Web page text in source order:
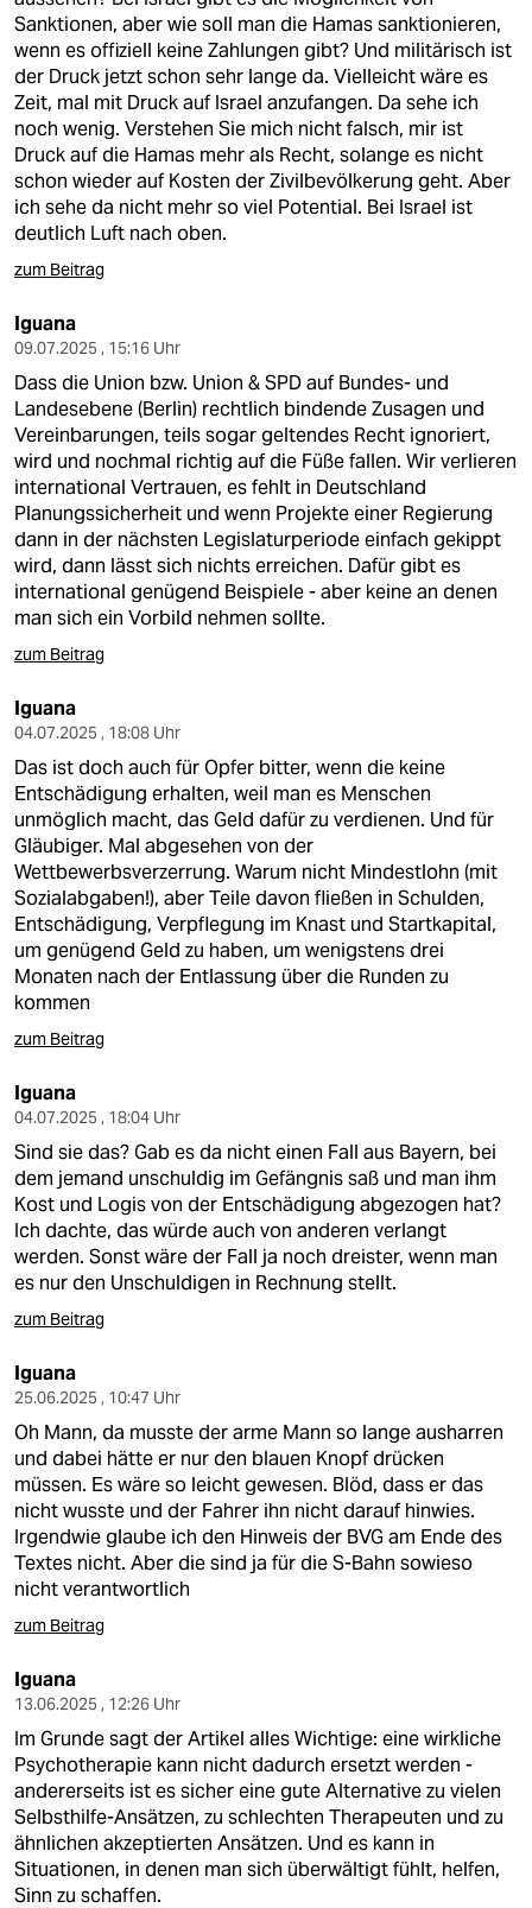
Sanktionen, aber wie soll man die Hamas sanktionieren,
wenn es offiziell keine Zahlungen gibt? Und militärisch ist
der Druck jetzt schon sehr lange da. Vielleicht wäre es
Zeit, mal mit Druck auf Israel anzufangen. Da sehe ich
noch wenig. Verstehen Sie mich nicht falsch, mir ist
Druck auf die Hamas mehr als Recht, solange es nicht
schon wieder auf Kosten der Zivilbevölkerung geht. Aber
ich sehe da nicht mehr so viel Potential. Bei Israel ist
deutlich Luft nach oben.
zum Beitrag
Iguana
09.07.2025 , 15:16 Uhr
Dass die Union bzw. Union & SPD auf Bundes- und
Landesebene (Berlin) rechtlich bindende Zusagen und
Vereinbarungen, teils sogar geltendes Recht ignoriert,
wird und nochmal richtig auf die Füße fallen. Wir verlieren
international Vertrauen, es fehlt in Deutschland
Planungssicherheit und wenn Projekte einer Regierung
dann in der nächsten Legislaturperiode einfach gekippt
wird, dann lässt sich nichts erreichen. Dafür gibt es
international genügend Beispiele - aber keine an denen
man sich ein Vorbild nehmen sollte.
zum Beitrag
Iguana
04.07.2025 , 18:08 Uhr
Das ist doch auch für Opfer bitter, wenn die keine
Entschädigung erhalten, weil man es Menschen
unmöglich macht, das Geld dafür zu verdienen. Und für
Gläubiger. Mal abgesehen von der
Wettbewerbsverzerrung. Warum nicht Mindestlohn (mit
Sozialabgaben!), aber Teile davon fließen in Schulden,
Entschädigung, Verpflegung im Knast und Startkapital,
um genügend Geld zu haben, um wenigstens drei
Monaten nach der Entlassung über die Runden zu
kommen
zum Beitrag
Iguana
04.07.2025 , 18:04 Uhr
Sind sie das? Gab es da nicht einen Fall aus Bayern, bei
dem jemand unschuldig im Gefängnis saß und man ihm
Kost und Logis von der Entschädigung abgezogen hat?
Ich dachte, das würde auch von anderen verlangt
werden. Sonst wäre der Fall ja noch dreister, wenn man
es nur den Unschuldigen in Rechnung stellt.
zum Beitrag
Iguana
25.06.2025 , 10:47 Uhr
Oh Mann, da musste der arme Mann so lange ausharren
und dabei hätte er nur den blauen Knopf drücken
müssen. Es wäre so leicht gewesen. Blöd, dass er das
nicht wusste und der Fahrer ihn nicht darauf hinwies.
Irgendwie glaube ich den Hinweis der BVG am Ende des
Textes nicht. Aber die sind ja für die S-Bahn sowieso
nicht verantwortlich
zum Beitrag
Iguana
13.06.2025 , 12:26 Uhr
Im Grunde sagt der Artikel alles Wichtige: eine wirkliche
Psychotherapie kann nicht dadurch ersetzt werden -
andererseits ist es sicher eine gute Alternative zu vielen
Selbsthilfe-Ansätzen, zu schlechten Therapeuten und zu
ähnlichen akzeptierten Ansätzen. Und es kann in
Situationen, in denen man sich überwältigt fühlt, helfen,
Sinn zu schaffen.